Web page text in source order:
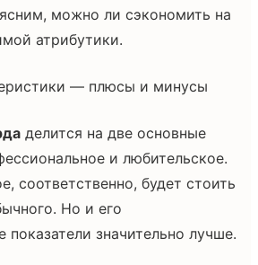
можно ли сэкономить на
атрибутики.
— плюсы и минусы
делится на две основные
и любительское.
соответственно, будет стоить
Но и его
показатели значительно лучше.